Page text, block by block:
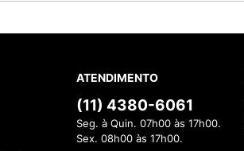
ATENDIMENTO
(11) 4380-6061
Seg. à Quin. 07h00 às 17h00.
Sex. 08h00 às 17h00.